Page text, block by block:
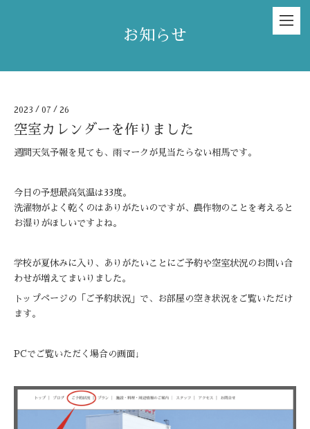
お知らせ
2023 / 07 / 26
空室カレンダーを作りました
週間天気予報を見ても、雨マークが見当たらない相馬です。
今日の予想最高気温は33度。
洗濯物がよく乾くのはありがたいのですが、農作物のことを考えると
お湿りがほしいですよね。
学校が夏休みに入り、ありがたいことにご予約や空室状況のお問い合
わせが増えてまいりました。
トップページの「ご予約状況」で、お部屋の空き状況をご覧いただけ
ます。
PCでご覧いただく場合の画面↓